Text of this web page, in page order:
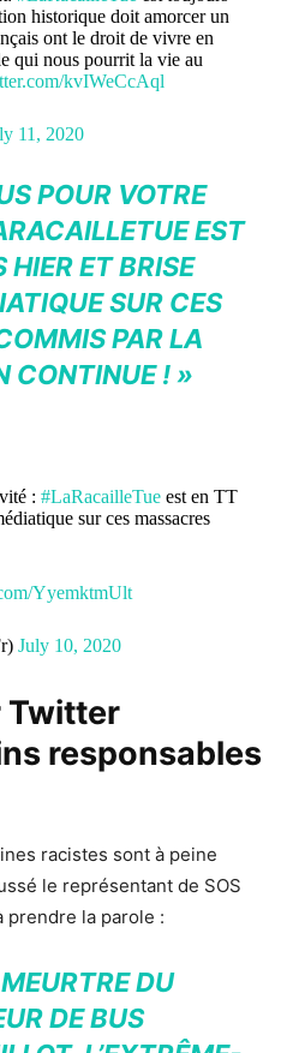
historique doit amorcer un
ont le droit de vivre en
qui nous pourrit la vie au
kvIWeCcAql
11, 2020
POUR VOTRE
EST
HIER ET BRISE
SUR CES
PAR LA
CONTINUE ! »
: #LaRacailleTueest en TT
sur ces massacres
YyemktmUlt
July 10, 2020
Twitter
responsables
racistes sont à peine
le représentant de SOS
prendre la parole :
DU
DE BUS